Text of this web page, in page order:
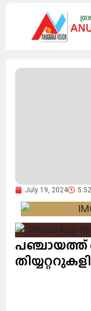
July 19, 2024
പഞ്ചായത്ത്‌